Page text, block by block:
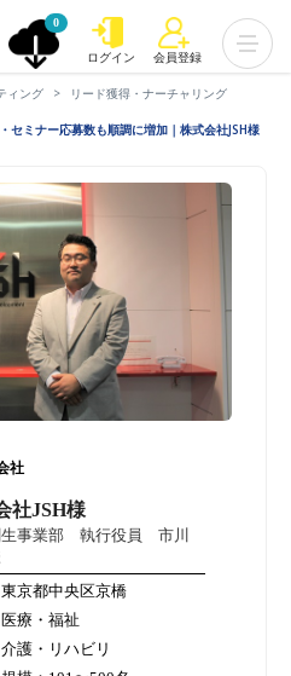
0
ログイン 会員登録
ィング
リード獲得・ナーチャリング
セミナー応募数も順調に増加｜株式会社JSH様
社
社JSH様
生事業部 執行役員 市川
京都中央区京橋
療・福祉
護・リハビリ